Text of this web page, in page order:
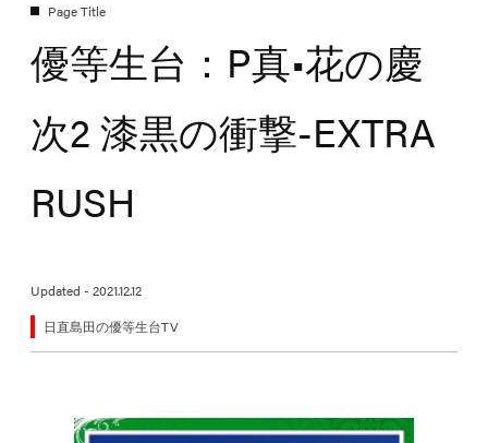
優等生台：P真•花の慶
次2 漆黒の衝撃-EXTRA
RUSH
Updated - 2021.12.12
日直島田の優等生台TV